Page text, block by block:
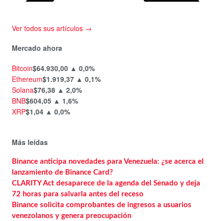
Ver todos sus artículos →
Mercado ahora
Bitcoin$64.930,00 ▲ 0,0%
Ethereum$1.919,37 ▲ 0,1%
Solana$76,38 ▲ 2,0%
BNB$604,05 ▲ 1,6%
XRP$1,04 ▲ 0,0%
Más leídas
Binance anticipa novedades para Venezuela: ¿se acerca el
lanzamiento de Binance Card?
CLARITY Act desaparece de la agenda del Senado y deja
72 horas para salvarla antes del receso
Binance solicita comprobantes de ingresos a usuarios
venezolanos y genera preocupación